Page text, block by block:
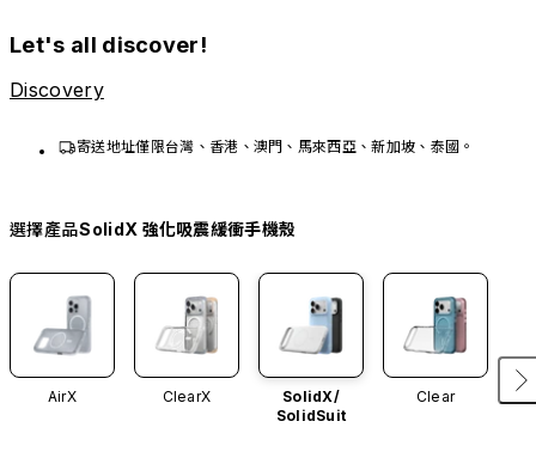
Let's all discover!
Discovery
寄送地址僅限台灣、香港、澳門、馬來西亞、新加坡、泰國。
選擇產品SolidX 強化吸震緩衝手機殼
AirX ClearX
SolidX/
SolidSuit
Clear